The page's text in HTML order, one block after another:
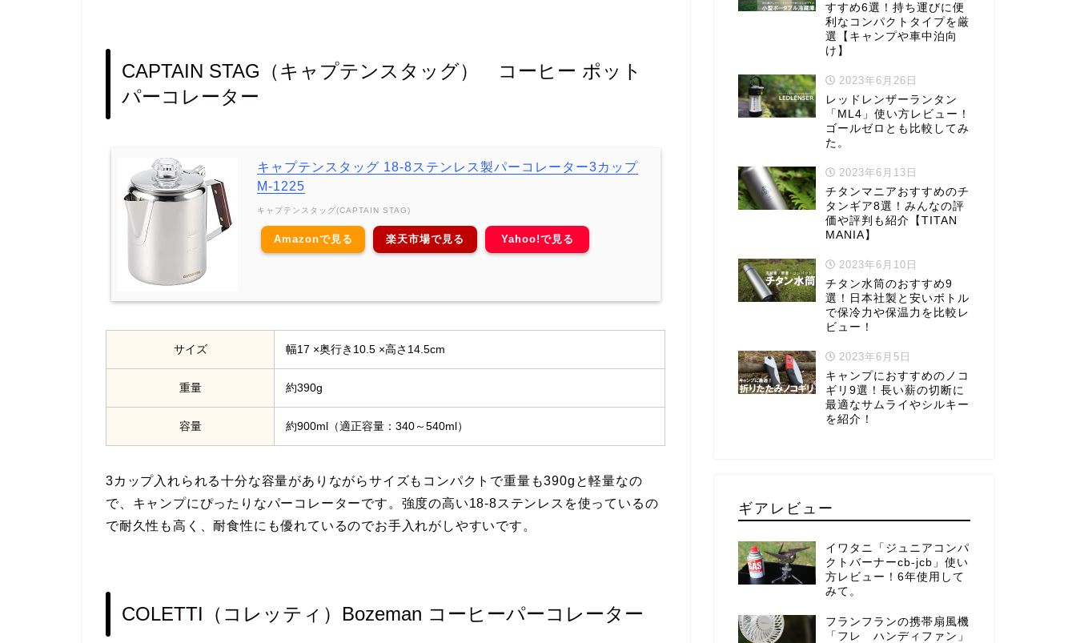
CAPTAIN STAG（キャプテンスタッグ） コーヒー ポット
パーコレーター
キャプテンスタッグ 18-8ステンレス製パーコレーター3カップ
M-1225
キャプテンスタッグ(CAPTAIN STAG)
Amazonで見る 楽天市場で見る Yahoo!で見る
サイズ 幅17 ×奥行き10.5 ×高さ14.5cm
重量 約390g
容量 約900ml（適正容量：340～540ml）
3カップ入れられる十分な容量がありながらサイズもコンパクトで重量も390gと軽量なの
で、キャンプにぴったりなパーコレーターです。強度の高い18-8ステンレスを使っているの
で耐久性も高く、耐食性にも優れているのでお手入れがしやすいです。
COLETTI（コレッティ）Bozeman コーヒーパーコレーター
すすめ6選！持ち運びに便
利なコンパクトタイプを厳
選【キャンプや車中泊向
け】
2023年6月26日
レッドレンザーランタン
「ML4」使い方レビュー！
ゴールゼロとも比較してみ
た。
2023年6月13日
チタンマニアおすすめのチ
タンギア8選！みんなの評
価や評判も紹介【TITAN
MANIA】
2023年6月10日
チタン水筒のおすすめ9
選！日本社製と安いボトル
で保冷力や保温力を比較レ
ビュー！
2023年6月5日
キャンプにおすすめのノコ
ギリ9選！長い薪の切断に
最適なサムライやシルキー
を紹介！
ギアレビュー
イワタニ「ジュニアコンパ
クトバーナーcb-jcb」使い
方レビュー！6年使用して
みて。
フランフランの携帯扇風機
「フレ ハンディファン」